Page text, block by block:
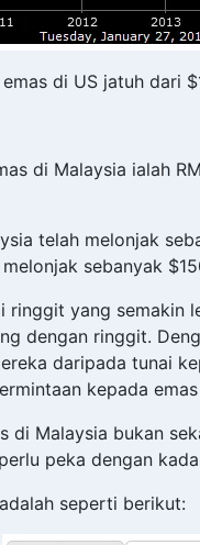
di US jatuh dari
di Malaysia ialah
telah melonjak
sebanyak
ringgit yang semakin
dengan ringgit.
daripada tunai
kepada
di Malaysia bukan
peka dengan
seperti berikut: